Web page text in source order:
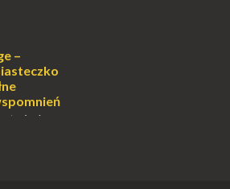
jest
–
to jedno